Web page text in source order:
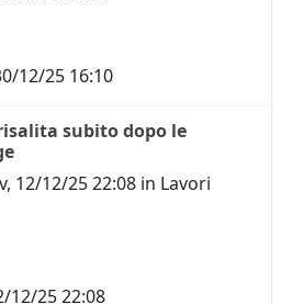
12/25 16:10
subito dopo le
, 12/12/25 22:08 in Lavori
12/25 22:08